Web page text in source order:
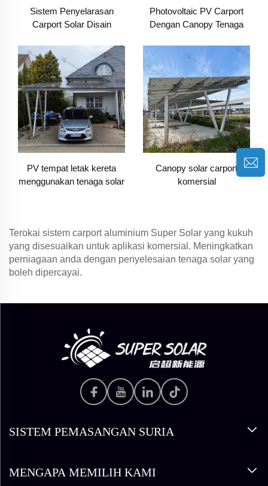
Sistem Penyelarasan
Carport Solar Disain
Photovoltaic PV Carport
Dengan Canopy Tenaga
PV tempat letak kereta
menggunakan tenaga solar
Canopy solar carport
komersial
Terokai sistem carport aluminium Super Solar yang kukuh
yang disesuaikan untuk aplikasi komersial. Meningkatkan
perniagaan anda dengan penyelesaian tenaga solar yang
boleh dipercayai.
SISTEM PEMASANGAN SURIA
MENGAPA MEMILIH KAMI